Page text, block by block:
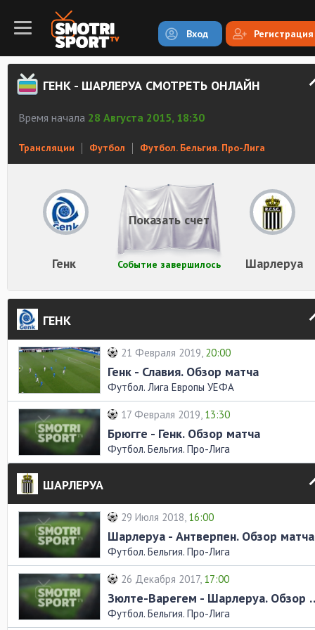
Вход Регистрация
ГЕНК - ШАРЛЕРУА СМОТРЕТЬ ОНЛАЙН
Время начала 28 Августа 2015, 18:30
Трансляции Футбол Футбол. Бельгия. Про-Лига
Генк Шарлеруа
Событие завершилось
Показать счет
ГЕНК
21 Февраля 2019, 20:00
Генк - Славия. Обзор матча
Футбол. Лига Европы УЕФА
17 Февраля 2019, 13:30
Брюгге - Генк. Обзор матча
Футбол. Бельгия. Про-Лига
ШАРЛЕРУА
29 Июля 2018, 16:00
Шарлеруа - Антверпен. Обзор матча
Футбол. Бельгия. Про-Лига
26 Декабря 2017, 17:00
Зюлте-
Футбол. Бельгия. Про-Лига